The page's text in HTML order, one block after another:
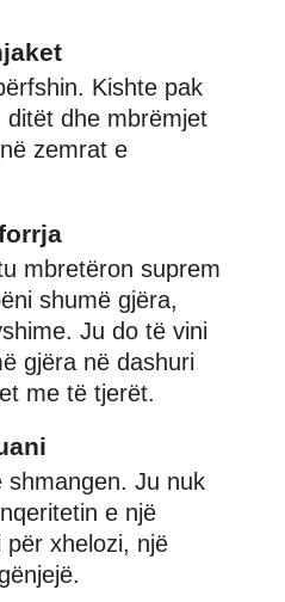
Kishte pak
dhe mbrëmjet
zemrat e
mbretëron suprem
shumë gjëra,
Ju do të vini
gjëra në dashuri
me të tjerët.
shmangen. Ju nuk
e një
për xhelozi, një